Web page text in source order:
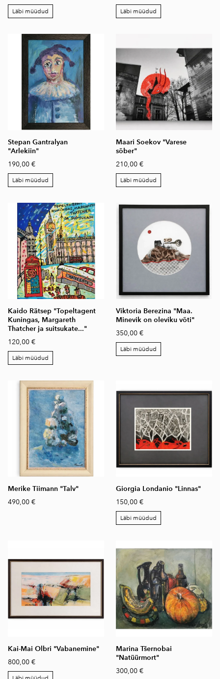
Läbi müüdud Läbi müüdud
Stepan Gantralyan
"Arlekiin"
190,00 €
Läbi müüdud
Maari Soekov "Varese
sõber"
210,00 €
Läbi müüdud
Kaido Rätsep "Topeltagent
Kuningas, Margareth
Thatcher ja suitsukate..."
120,00 €
Läbi müüdud
Viktoria Berezina "Maa.
Minevik on oleviku võti"
350,00 €
Läbi müüdud
Merike Tiimann "Talv"
490,00 €
Giorgia Londanio "Linnas"
150,00 €
Läbi müüdud
Kai-Mai Olbri "Vabanemine"
800,00 €
Marina Tšernobai
"Natüürmort"
300,00 €